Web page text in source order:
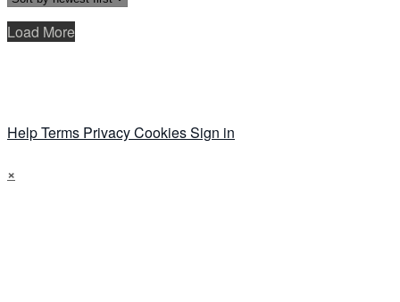
Load More
HelpTerms PrivacyCookiesSign in
×